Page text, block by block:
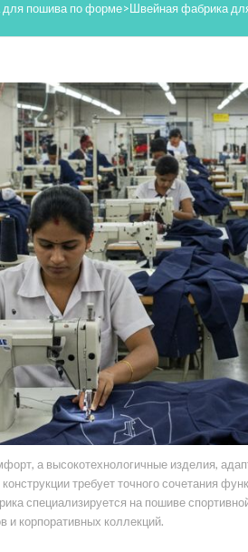
пошива по форме>Швейная фабрика
а высокотехнологичные изделия,
требует точного сочетания
специализируется на пошиве
и корпоративных коллекций.